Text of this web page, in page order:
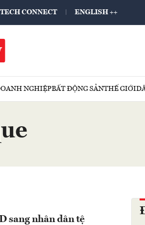
TECH CONNECT ENGLISH ++
NGHIỆPBẤT ĐỘNG SẢNTHẾ GIỚI
sang nhân dân tệ